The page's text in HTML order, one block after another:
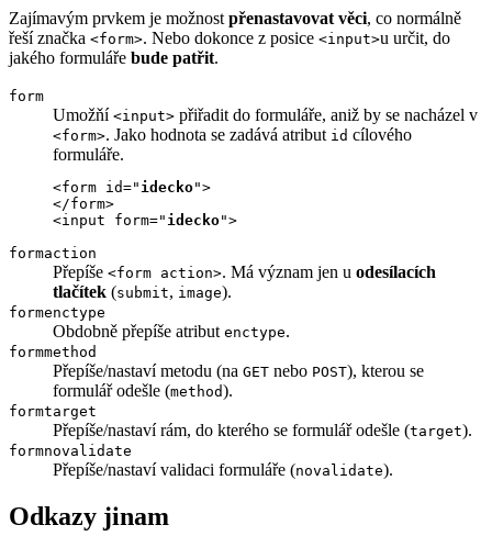
Zajímavým prvkem je možnost přenastavovat věci, co normálně
řeší značka <form>. Nebo dokonce z posice <input>u určit, do
jakého formuláře bude patřit.
form
Umožňí <input> přiřadit do formuláře, aniž by se nacházel v
<form>. Jako hodnota se zadává atribut id cílového
formuláře.
<form id="idecko">
</form>
<input form="idecko">
formaction
Přepíše <form action>. Má význam jen u odesílacích
tlačítek (submit, image).
formenctype
Obdobně přepíše atribut enctype.
formmethod
Přepíše/nastaví metodu (na GET nebo POST), kterou se
formulář odešle (method).
formtarget
Přepíše/nastaví rám, do kterého se formulář odešle (target).
formnovalidate
Přepíše/nastaví validaci formuláře (novalidate).
Odkazy jinam